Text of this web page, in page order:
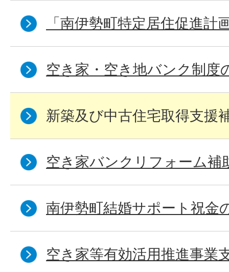
「南伊勢町特定居住促進計
空き家・空き地バンク制度
新築及び中古住宅取得支援
空き家バンクリフォーム補
南伊勢町結婚サポート祝金
空き家等有効活用推進事業